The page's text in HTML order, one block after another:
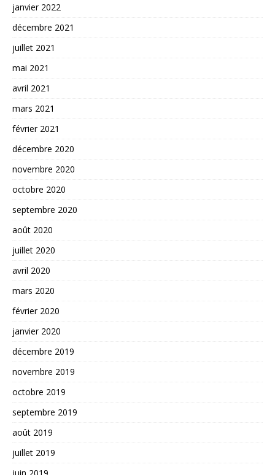
janvier 2022
décembre 2021
juillet 2021
mai 2021
avril 2021
mars 2021
février 2021
décembre 2020
novembre 2020
octobre 2020
septembre 2020
août 2020
juillet 2020
avril 2020
mars 2020
février 2020
janvier 2020
décembre 2019
novembre 2019
octobre 2019
septembre 2019
août 2019
juillet 2019